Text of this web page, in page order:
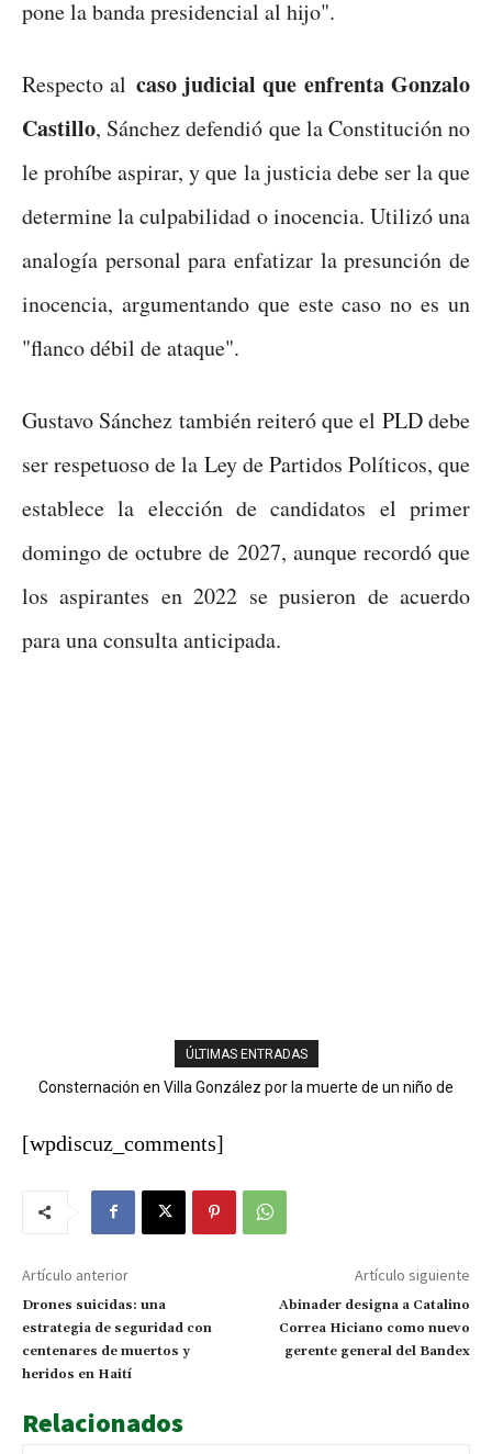
pone la banda presidencial al hijo".
Respecto al caso judicial que enfrenta Gonzalo
Castillo, Sánchez defendió que la Constitución no
le prohíbe aspirar, y que la justicia debe ser la que
determine la culpabilidad o inocencia. Utilizó una
analogía personal para enfatizar la presunción de
inocencia, argumentando que este caso no es un
"flanco débil de ataque".
Gustavo Sánchez también reiteró que el PLD debe
ser respetuoso de la Ley de Partidos Políticos, que
establece la elección de candidatos el primer
domingo de octubre de 2027, aunque recordó que
los aspirantes en 2022 se pusieron de acuerdo
para una consulta anticipada.
ÚLTIMAS ENTRADAS
Consternación en Villa González por la muerte de un niño de
Ministerio Público y DNCD desarticulan red de narcotráfico en
[wpdiscuz_comments]
Artículo anterior
Drones suicidas: una
estrategia de seguridad con
centenares de muertos y
heridos en Haití
Artículo siguiente
Abinader designa a Catalino
Correa Hiciano como nuevo
gerente general del Bandex
Relacionados